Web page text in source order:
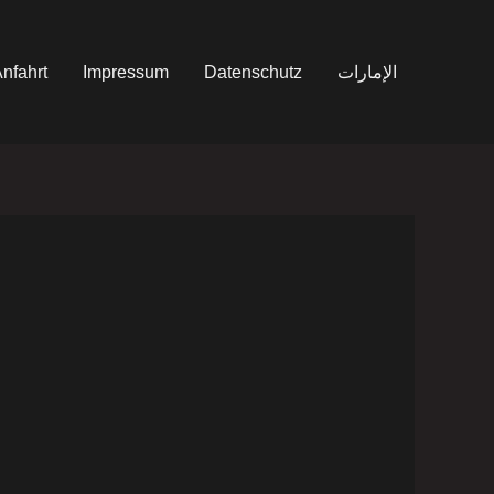
Impressum Datenschutz الإمارات